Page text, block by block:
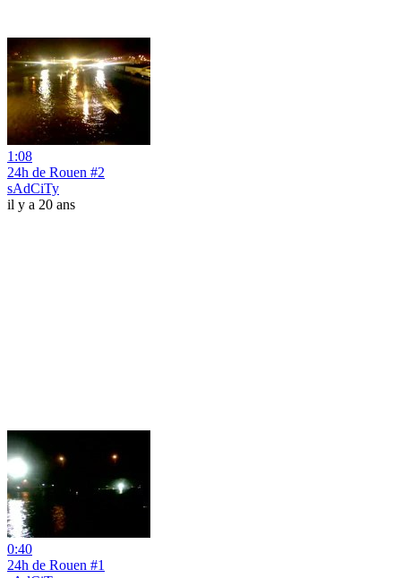
1:08
24h de Rouen #2
sAdCiTy
il y a 20 ans
0:40
24h de Rouen #1